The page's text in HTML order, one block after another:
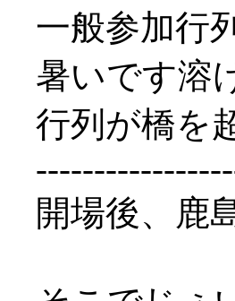
一般参加行
暑いです溶
行列が橋を
開場後、鹿